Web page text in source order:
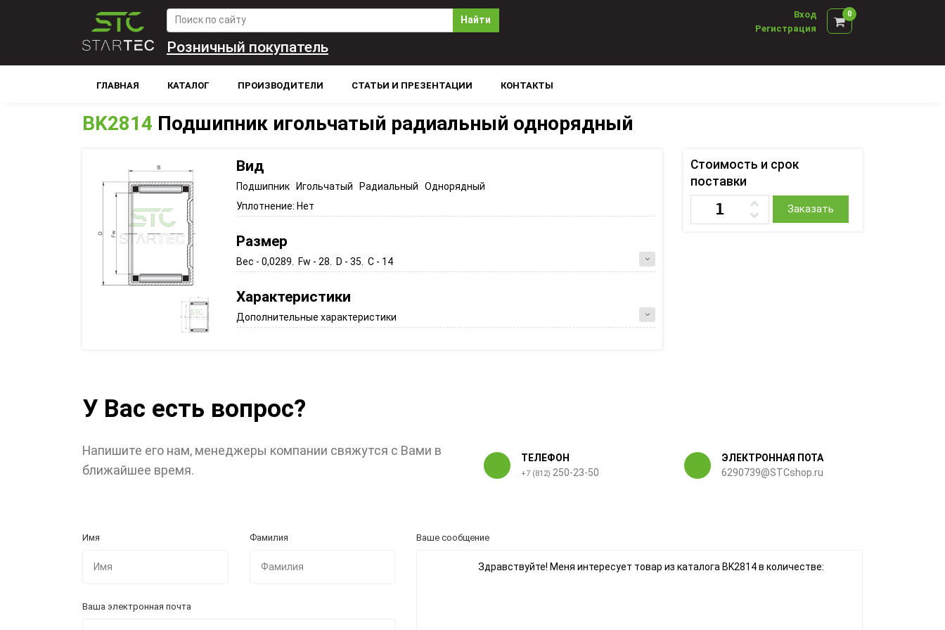
Найти
Вход
Регистрация
0
Розничный покупатель
ГЛАВНАЯ КАТАЛОГ ПРОИЗВОДИТЕЛИ СТАТЬИ И ПРЕЗЕНТАЦИИ КОНТАКТЫ
BK2814 Подшипник игольчатый радиальный однорядный
Вид
Подшипник Игольчатый Радиальный Однорядный
Уплотнение: Нет
Размер
Вес - 0,0289. Fw - 28. D - 35. C - 14
Характеристики
Дополнительные характеристики
Стоимость и срок
поставки
Заказать
У Вас есть вопрос?
Напишите его нам, менеджеры компании свяжутся с Вами в
ближайшее время.
ТЕЛЕФОН
+7 (812) 250-23-50
ЭЛЕКТРОННАЯ ПОТА
6290739@STCshop.ru
Имя Фамилия
Ваша электронная почта
Ваше сообщение